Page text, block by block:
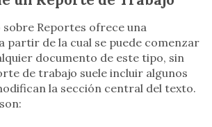
Reportes ofrece una
partir de la cual se puede comenzar
documento de este tipo, sin
de trabajo suele incluir algunos
la sección central del texto.